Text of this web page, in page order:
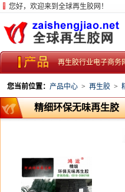
您好，欢迎来到全球再生胶网！
再生胶行业电子商务
您当前位置： 产品中心 > 再生胶 >
精细环保无味再生胶